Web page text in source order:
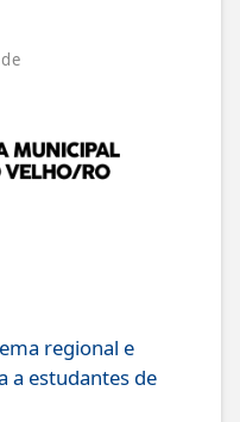
regional e
a estudantes de